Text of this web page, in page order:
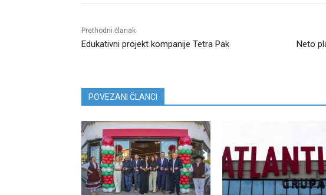
Prethodni članak
Edukativni projekt kompanije Tetra Pak
Neto
POVEZANI ČLANCI